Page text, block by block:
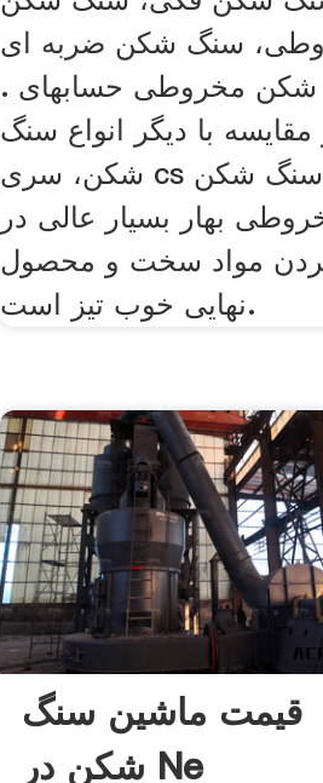
سنگ شکن ضربه ای
مخروطی حسابهای .
مقایسه با دیگر انواع سنگ
شکن، سری cs سنگ شکن
بهار بسیار عالی در
مواد سخت و محصول
نهایی خوب تیز است.
قیمت ماشین سنگ
شکن در Ne